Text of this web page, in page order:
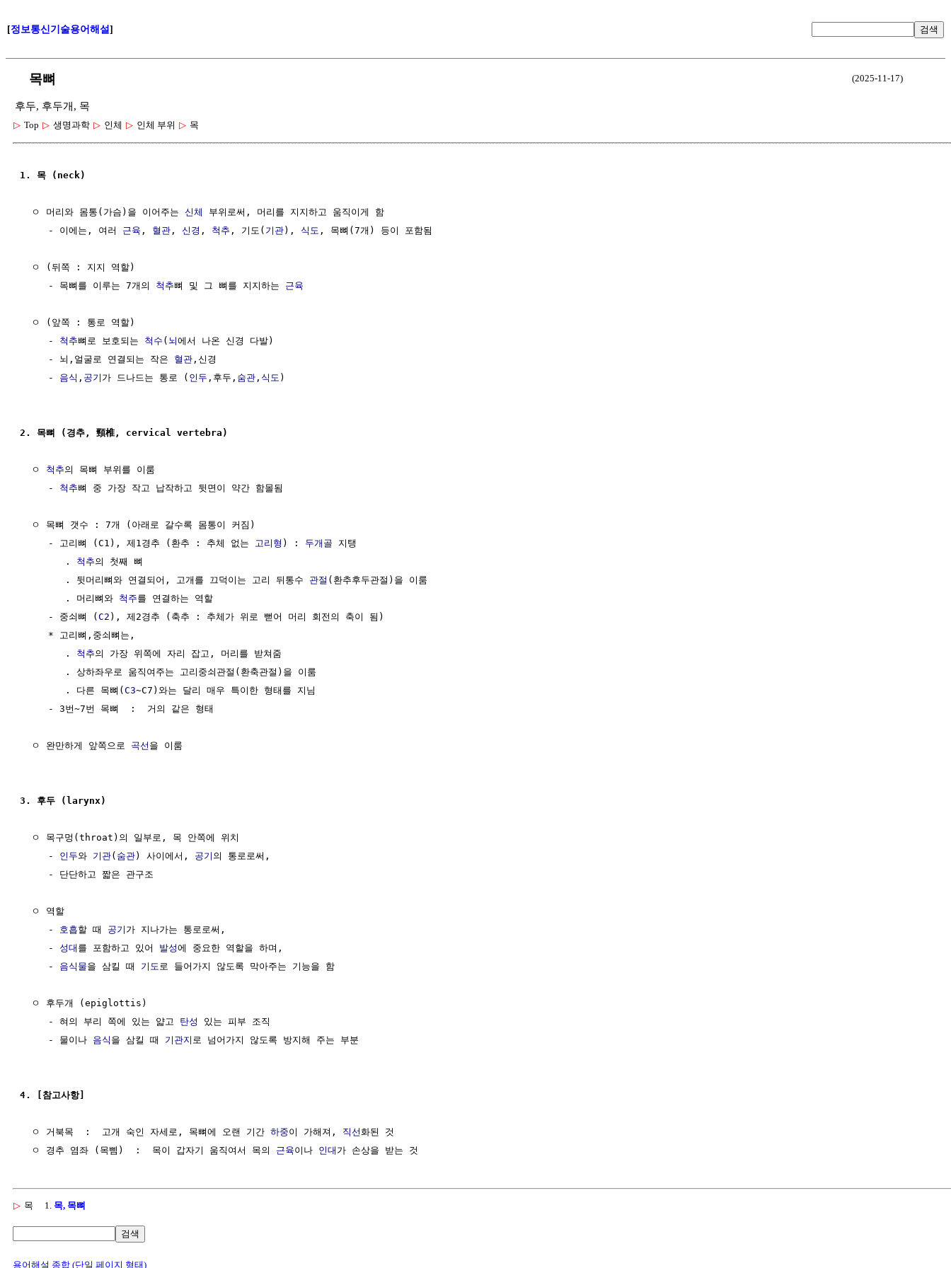
[정보통신기술용어해설] 검색
목뼈 (2025-11-17)
후두, 후두개, 목
▷ Top ▷ 생명과학 ▷ 인체 ▷ 인체 부위 ▷ 목
1. 목 (neck)
  ㅇ 머리와 몸통(가슴)을 이어주는
신체
부위로써, 머리를 지지하고 움직이게 함
     - 이에는, 여러
근육 , 혈관 , 신경 , 척추 , 기도( 기관), 식도 , 목뼈(7개) 등이 포함됨
  ㅇ (뒤쪽 : 지지 역할)
     - 목뼈를 이루는 7개의
척추뼈 및 그 뼈를 지지하는 근육
  ㅇ (앞쪽 : 통로 역할)
     -
척추뼈로 보호되는 척수 ( 뇌에서 나온 신경 다발)
     - 뇌,얼굴로 연결되는 작은
혈관 ,신경
     -
음식 , 공기 가 드나드는 통로 ( 인두 ,후두, 숨관 , 식도 )
2. 목뼈 (경추, 頸椎, cervical vertebra)
  ㅇ
척추의 목뼈 부위를 이룸
     -
척추뼈 중 가장 작고 납작하고 뒷면이 약간 함몰됨
  ㅇ 목뼈 갯수 : 7개 (아래로 갈수록 몸통이 커짐)
     - 고리뼈 (C1), 제1경추 (환추 : 추체 없는
고리형 ) : 두개골 지탱
        .
척추의 첫째 뼈
        . 뒷머리뼈와 연결되어, 고개를 끄덕이는 고리 뒤통수
관절 (환추후두관절)을 이룸
        . 머리뼈와
척주를 연결하는 역할
     - 중쇠뼈 (
C2 ), 제2경추 (축추 : 추체가 위로 뻗어 머리 회전의 축이 됨)
     * 고리뼈,중쇠뼈는,
        .
척추의 가장 위쪽에 자리 잡고, 머리를 받쳐줌
        . 상하좌우로 움직여주는 고리중쇠관절(환축관절)을 이룸
        . 다른 목뼈(
C3~C7)와는 달리 매우 특이한 형태를 지님
     - 3번~7번 목뼈  :  거의 같은 형태
  ㅇ 완만하게 앞쪽으로
곡선 을 이룸
3. 후두 (larynx)
  ㅇ 목구멍(throat)의 일부로, 목 안쪽에 위치
     -
인두와 기관( 숨관) 사이에서, 공기 의 통로로써,
     - 단단하고 짧은 관구조
  ㅇ 역할
     -
호흡할 때 공기 가 지나가는 통로로써,
     -
성대 를 포함하고 있어 발성에 중요한 역할을 하며,
     -
음식물을 삼킬 때 기도 로 들어가지 않도록 막아주는 기능을 함
  ㅇ 후두개 (epiglottis)
     - 혀의 부리 쪽에 있는 얇고
탄성
있는 피부 조직
     - 물이나
음식 을 삼킬 때 기관지 로 넘어가지 않도록 방지해 주는 부분
4. [참고사항]
  ㅇ 거북목  :  고개 숙인 자세로, 목뼈에 오랜 기간
하중이 가해져, 직선 화된 것
  ㅇ 경추 염좌 (목삠)  :  목이 갑자기 움직여서 목의
근육이나 인대
▷ 목 1. 목, 목뼈
검색
용어해설 종합 (단일 페이지 형태)